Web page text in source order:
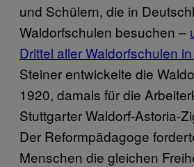
und Schülern, die in
Waldorfschulen besuchen –
Drittel aller Waldorfschulen
Steiner entwickelte die
1920, damals für die
Stuttgarter Waldorf-Astoria-
Der Reformpädagoge
Menschen die gleichen